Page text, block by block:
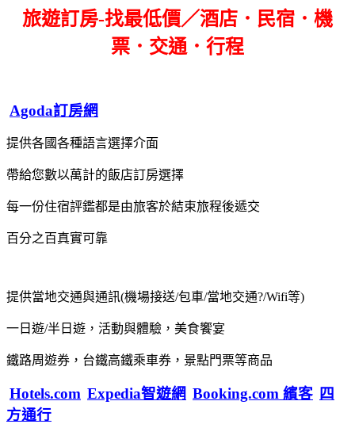
旅遊訂房-找最低價／酒店．民宿．機
票．交通．行程
Agoda訂房網
提供各國各種語言選擇介面
帶給您數以萬計的飯店訂房選擇
每一份住宿評鑑都是由旅客於結束旅程後遞交
百分之百真實可靠
提供當地交通與通訊(機場接送/包車/當地交通?/Wifi等)
一日遊/半日遊，活動與體驗，美食饗宴
鐵路周遊券，台鐵高鐵乘車券，景點門票等商品
Hotels.com Expedia智遊網 Booking.com 繽客 四
方通行